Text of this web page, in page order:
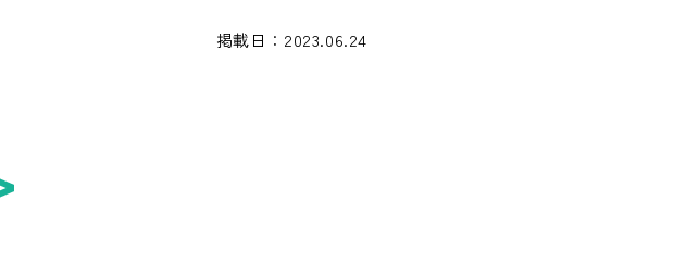
掲載日：2023.06.24